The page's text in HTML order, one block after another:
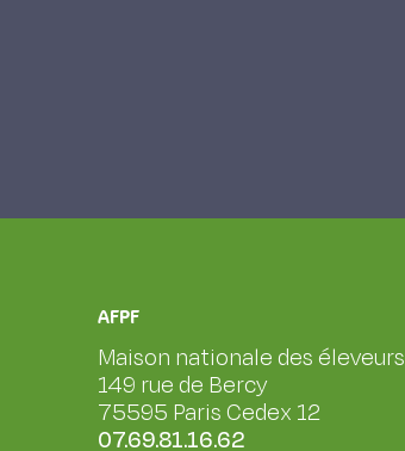
AFPF
Maison nationale des éleveurs
149 rue de Bercy
75595 Paris Cedex 12
07.69.81.16.62